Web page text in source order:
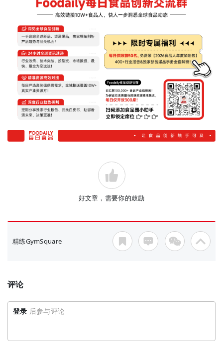
好文章，需要你的鼓励
精练GymSquare
评论
登录 后参与评论